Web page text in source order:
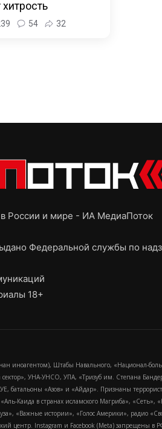
хитрость
54 32
России и мире - ИА МедиаПоток
Федеральной службы по
18+
иноагентом), Штабы Навального, «Национал-
УНА-УНСО, УПА, «Тризуб им. Степана
батальоны «Азов» и «Айдар». Признаны
Каида в странах исламского Магриба»,
«Важные истории», «Голос Америки», радио
центр. Instagram и Facebook (Metа) запрещены в